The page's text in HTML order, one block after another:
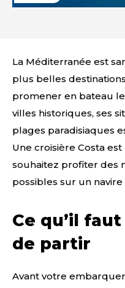
La Méditerranée est
plus belles
promener en bateau
villes historiques, ses
plages paradisiaques
Une croisière Costa
souhaitez profiter des
possibles sur un
Ce qu’il
de partir
Avant votre